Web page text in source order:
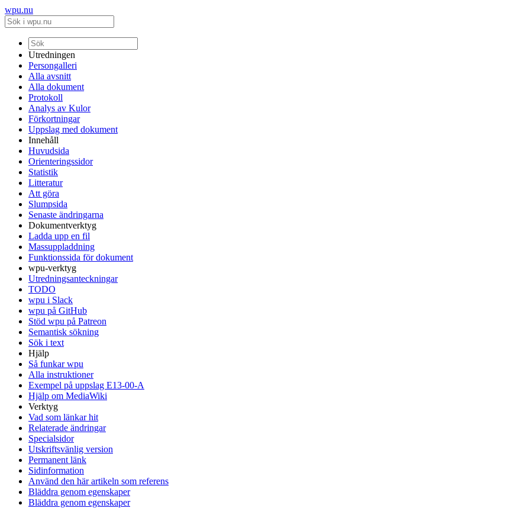
wpu.nu
Utredningen
Persongalleri
Alla avsnitt
Alla dokument
Protokoll
Analys av Kulor
Förkortningar
Uppslag med dokument
Innehåll
Huvudsida
Orienteringssidor
Statistik
Litteratur
Att göra
Slumpsida
Senaste ändringarna
Dokumentverktyg
Ladda upp en fil
Massuppladdning
Funktionssida för dokument
wpu-verktyg
Utredningsanteckningar
TODO
wpu i Slack
wpu på GitHub
Stöd wpu på Patreon
Semantisk sökning
Sök i text
Hjälp
Så funkar wpu
Alla instruktioner
Exempel på uppslag E13-00-A
Hjälp om MediaWiki
Verktyg
Vad som länkar hit
Relaterade ändringar
Specialsidor
Utskriftsvänlig version
Permanent länk
Sidinformation
Använd den här artikeln som referens
Bläddra genom egenskaper
Bläddra genom egenskaper